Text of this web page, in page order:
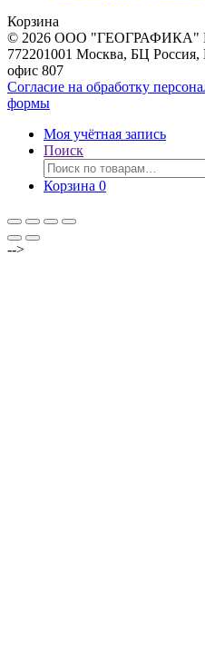
Корзина
© 2026 ООО "ГЕОГРАФИКА"
772201001 Москва, БЦ Россия,
офис 807
Согласие на обработку
формы
Моя учётная запись
Поиск
Искать:
Корзина 0
-->